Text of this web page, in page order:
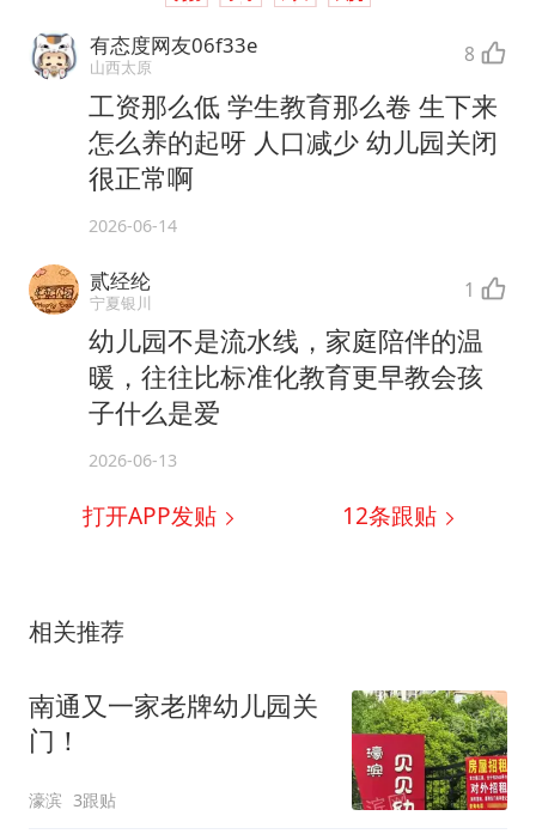
有态度网友06f33e
山西太原 8
工资那么低 学生教育那么卷 生下来
怎么养的起呀 人口减少 幼儿园关闭
很正常啊
2026-06-14
贰经纶
宁夏银川 1
幼儿园不是流水线，家庭陪伴的温
暖，往往比标准化教育更早教会孩
子什么是爱
2026-06-13
打开APP发贴 12条跟贴
相关推荐
南通又一家老牌幼儿园关
门！
濠滨 3跟贴